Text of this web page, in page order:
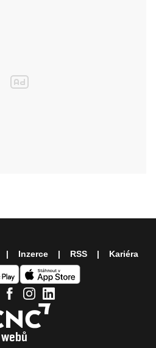
Inzerce RSS Kariéra